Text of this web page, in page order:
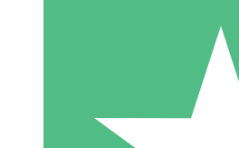
10 Downloaden
20 00